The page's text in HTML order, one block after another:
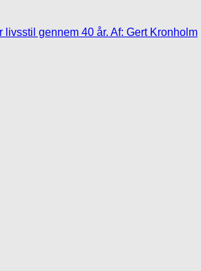
livsstil gennem 40 år. Af: Gert Kronholm